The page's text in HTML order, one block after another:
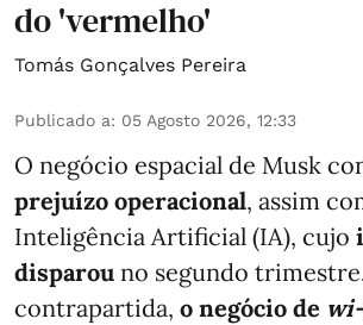
do 'vermelho'
Tomás Gonçalves Pereira
Publicado a: 05 Agosto 2026, 12:33
O negócio espacial de Musk
prejuízo operacional, assim
Inteligência Artificial (IA), cujo
disparou no segundo
contrapartida, o negócio de